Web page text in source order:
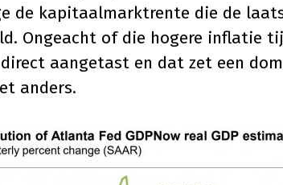
de kapitaalmarktrente die de
Ongeacht of die hogere inflatie
aangetast en dat zet een
anders.